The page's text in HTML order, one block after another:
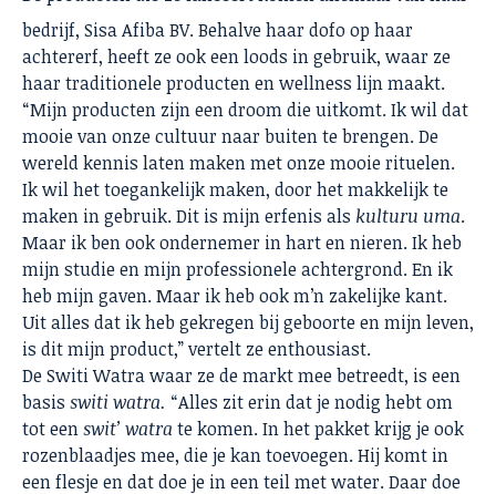
bedrijf, Sisa Afiba BV. Behalve haar dofo op haar
achtererf, heeft ze ook een loods in gebruik, waar ze
haar traditionele producten en wellness lijn maakt.
“Mijn producten zijn een droom die uitkomt. Ik wil dat
mooie van onze cultuur naar buiten te brengen. De
wereld kennis laten maken met onze mooie rituelen.
Ik wil het toegankelijk maken, door het makkelijk te
maken in gebruik. Dit is mijn erfenis als kulturu uma.
Maar ik ben ook ondernemer in hart en nieren. Ik heb
mijn studie en mijn professionele achtergrond. En ik
heb mijn gaven. Maar ik heb ook m’n zakelijke kant.
Uit alles dat ik heb gekregen bij geboorte en mijn leven,
is dit mijn product,” vertelt ze enthousiast.
De Switi Watra waar ze de markt mee betreedt, is een
basis switi watra. “Alles zit erin dat je nodig hebt om
tot eenswit’ watra te komen. In het pakket krijg je ook
rozenblaadjes mee, die je kan toevoegen. Hij komt in
een flesje en dat doe je in een teil met water. Daar doe